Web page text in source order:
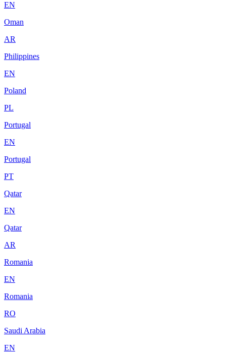
EN
Oman
AR
Philippines
EN
Poland
PL
Portugal
EN
Portugal
PT
Qatar
EN
Qatar
AR
Romania
EN
Romania
RO
Saudi Arabia
EN